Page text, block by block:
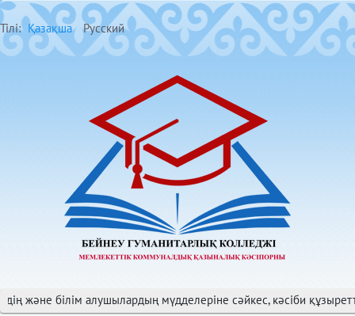
Тілі: Қазақша Русский
білім алушылардың мүдделеріне сәйкес, кәсіби құзыретті,